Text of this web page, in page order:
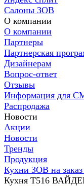
Салоны ЗОВ
О компании
О компании
Партнеры
Партнерская
Дизайнерам
Вопрос-ответ
Отзывы
Информация для
Распродажа
Новости
Акции
Новости
Тренды
Продукция
Кухни ЗОВ на
Кухня Т516